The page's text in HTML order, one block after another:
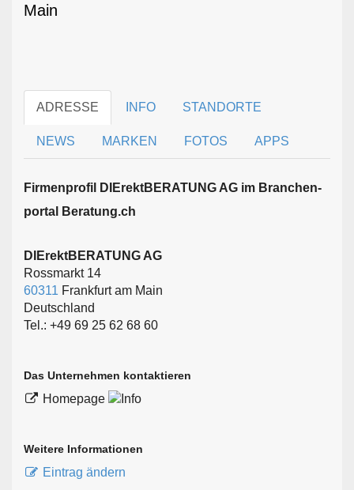
Main
ADRESSE INFO STANDORTE
NEWS MARKEN FOTOS APPS
Firmen­profil DIErektBERATUNG AG im Branchen­
portal Beratung.ch
DIErektBERATUNG AG
Rossmarkt 14
60311 Frankfurt am Main
Deutschland
Tel.: +49 69 25 62 68 60
Das Unternehmen kontaktieren
Homepage
Weitere Informationen
Eintrag ändern